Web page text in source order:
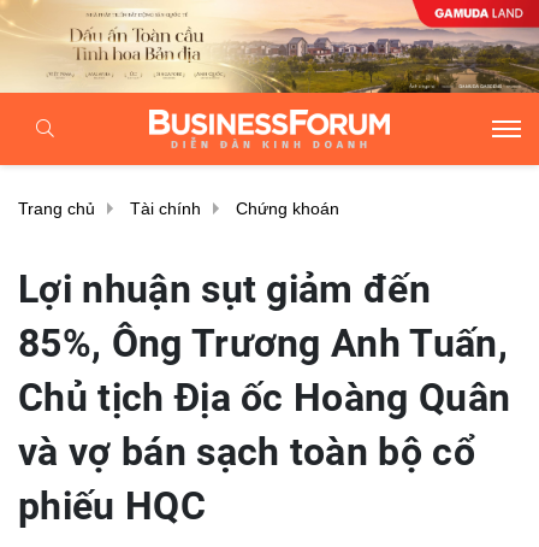
Trang chủ Tài chính Chứng khoán
Lợi nhuận sụt giảm đến
85%, Ông Trương Anh Tuấn,
Chủ tịch Địa ốc Hoàng Quân
và vợ bán sạch toàn bộ cổ
phiếu HQC